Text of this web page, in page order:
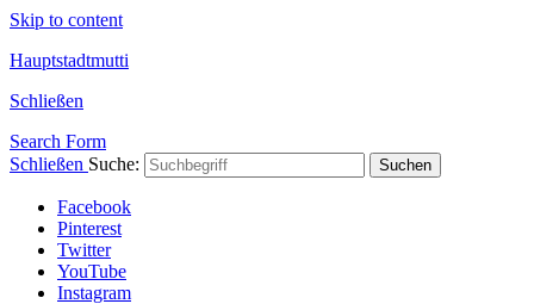
Skip to content
Hauptstadtmutti
Schließen
Search Form
Schließen Suche: Suchen
Facebook
Pinterest
Twitter
YouTube
Instagram